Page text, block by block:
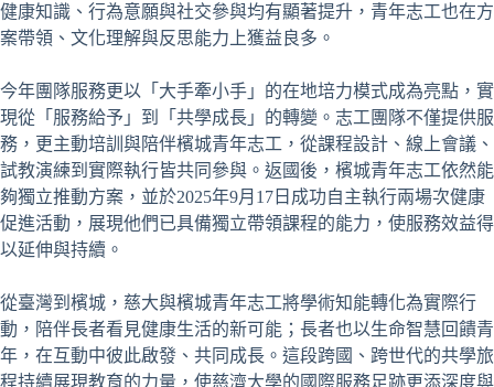
健康知識、行為意願與社交參與均有顯著提升，青年志工也在方
案帶領、文化理解與反思能力上獲益良多。
今年團隊服務更以「大手牽小手」的在地培力模式成為亮點，實
現從「服務給予」到「共學成長」的轉變。志工團隊不僅提供服
務，更主動培訓與陪伴檳城青年志工，從課程設計、線上會議、
試教演練到實際執行皆共同參與。返國後，檳城青年志工依然能
夠獨立推動方案，並於2025年9月17日成功自主執行兩場次健康
促進活動，展現他們已具備獨立帶領課程的能力，使服務效益得
以延伸與持續。
從臺灣到檳城，慈大與檳城青年志工將學術知能轉化為實際行
動，陪伴長者看見健康生活的新可能；長者也以生命智慧回饋青
年，在互動中彼此啟發、共同成長。這段跨國、跨世代的共學旅
程持續展現教育的力量，使慈濟大學的國際服務足跡更添深度與